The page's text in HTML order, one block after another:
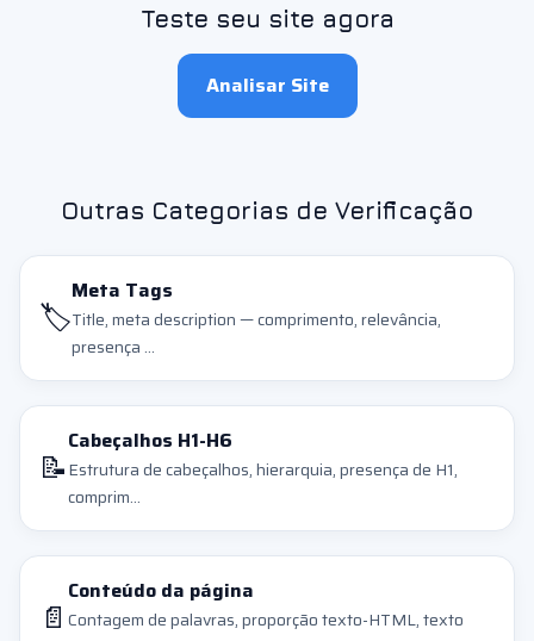
Teste seu site agora
Analisar Site
Outras Categorias de Verificação
🏷️
Meta Tags
Title, meta description — comprimento, relevância,
presença ...
📝
Cabeçalhos H1-H6
Estrutura de cabeçalhos, hierarquia, presença de H1,
comprim...
📄
Conteúdo da página
Contagem de palavras, proporção texto-HTML, texto